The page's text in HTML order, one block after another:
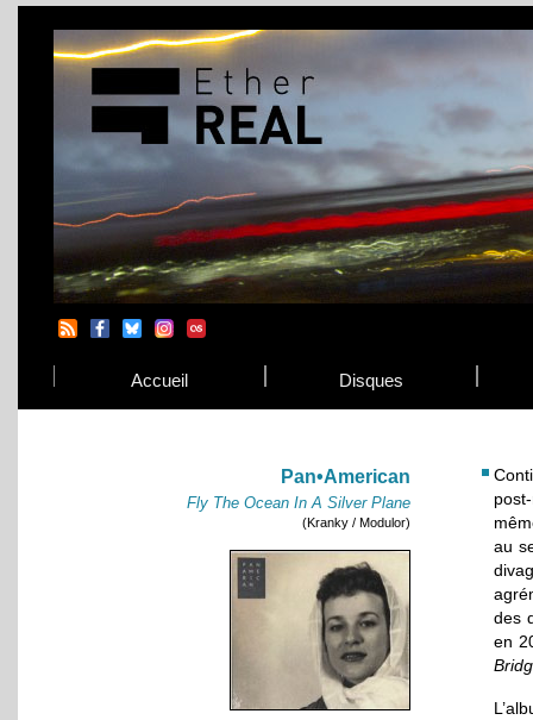
Accueil Disques
Pan•American
Fly The Ocean In A Silver Plane
(Kranky / Modulor)
au
des
en